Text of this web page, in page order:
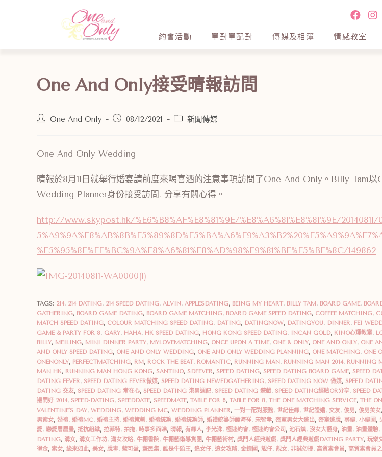
約會活動 單對單配對 傳媒及相簿 情感教室
One And Only接受晴報訪問
One And Only 08/12/2021 新聞傳媒
One And Only Wedding
晴報於8月11日就舉行婚宴請前度來喝喜酒的注意事項訪問了One And Only。Billy Tam
Wedding Planner身份接受訪問, 分享有關心得。
http://www.skypost.hk/%E6%B8%AF%E8%81%9E/%E8%A6%81%E8%81%9E/20140811/
%E5%95%8F%EF%BC%9A%E8%A6%81%E8%AD%98%E9%81%BF%E5%BF%8C/149862
TAGS: 214, 214 DATING, 214 SPEED DATING, ALVIN, APPLESDATING, BEING MY HEART, BILLY TAM , BOARD GAME,
GATHERING, BOARD GAME DATING, BOARD GAME MATCHING, BOARD GAME SPEED DATING, COFFEE MATCHING,
MATCH SPEED DATING, COLOUR MATCHING SPEED DATING, DATING, DATINGNOW, DATINGYOU, DINNER, FEI
GAME & PARTY FOR 8, GARY, HAHA, HK SPEED DATING, HONG KONG SPEED DATING, INCAN GOLD, KINO心理教室,
BILLY, MEILING, MINI DINNER PARTY, MYLOVEMATCHING, ONCE UPON A TIME, ONE & ONLY, ONE AND ONLY, ONE
AND ONLY SPEED DATING, ONE AND ONLY WEDDING, ONE AND ONLY WEDDING PLANNING, ONE MATCHING, ONE
ONENONLY, PERFECTMATCHING, RM , ROCK THE BEAT, ROMANTIC, RUNNING MAN, RUNNING MAN 2014, RUNNING
MAN HK, RUNNING MAN HONG KONG, SANTINO, SDFEVER, SPEED DATING, SPEED DATING BOARD GAME, SPEED
DATING FEVER, SPEED DATING FEVER做媒, SPEED DATING NEWFDGATHERING, SPEED DATING NOW 做媒, SPEED
DATING 交友, SPEED DATING 常在心, SPEED DATING 港男週記, SPEED DATING 遊戲, SPEED DATING經驗OR分享, SPEED
邊間好 2014, SPEED-DATING, SPEEDDATE, SPEEDMATE, TABLE FOR 6, TABLE FOR 8, THE ONE MATCHING SERVICE, THE
VALENTINE'S DAY, WEDDING, WEDDING MC, WEDDING PLANNER, 一對一配對服務, 世紀佳緣, 世紀證婚, 交友, 俊男, 俊男美女,
男索女, 婚禮, 婚禮MC, 婚禮主持, 婚禮策劃 , 婚禮統籌, 婚禮統籌師, 婚禮統籌師譚海祥, 宋智孝, 密室男女大逃出, 密室逃脫, 尋緣, 小緣圈,
愛, 戀愛層層疊, 抵抗組織, 拉菲特, 拍拖, 時事多面睇, 晴報, 有緣人, 李光洙, 極速約會, 極速約會公司 , 池石鎮, 沒女大翻身, 油畫, 油畫體驗,
DATING, 溝女, 溝女工作坊, 溝女攻略, 牛棚書院, 牛棚藝術導賞團 , 牛棚藝術村, 獎門人經典遊戲, 獎門人經典遊戲DATING PARTY, 玩樂
得金, 索女, 緣來如此, 美女, 脫毒, 藍可盈, 藝民集, 誰是牛頭王, 追女仔, 追女攻略, 金鐘國 , 靚仔, 靚女, 非誠勿擾, 高質素會員, 高質素會員